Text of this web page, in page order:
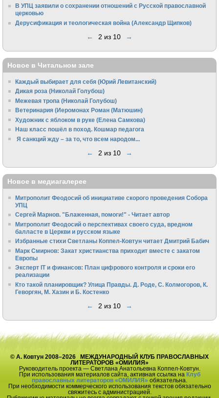
В УПЦ заявили о сохранении отношений с Русской православной
церковью
Дерусификация и теологическая война (Александр Щипков)
← 2 из 10 →
Новое в Читальном зале
Каждый выбирает для себя (Юрий Левитанский)
Дикая роза (Николай Голубош)
Межевая тропа (Николай Голубош)
Ветеринария (Иеромонах Роман (Матюшин)
Художник с яблоком в руке (Елена Самкова)
Наш класс пошёл в поход. Кошмар педагога
Я санкций жду – за то, что всем народом...
← 2 из 10 →
Новое в медиагалерее
Митрополит Феодосий об инициативе скорого проведения Собора
УПЦ
Сергей Марнов. "Блаженная, помоги!" - Читает автор
Митрополит Феодосий о перспективах своего суда, вредном
балласте в Церкви и русском языке
Избранные стихи Светланы Коппел-Ковтун читает Дмитрий Бабич
Марк Смирнов: Закат христианства приходит вместе с закатом
Европы
Эксперт IT и финансов: План цифрового контроля и сроки его
реализации
Кто такой планировщик? Улица Правды. Д. Роде, С. Колмогоров, К.
Геворгян, М. Хазин и Б. Костенко
← 2 из 10 →
© А. Ковтун 2008–2026 МЕЖДУНАРОДНЫЙ КЛУБ ПРАВОСЛАВНЫХ
ЛИТЕРАТОРОВ «ОМИЛИЯ»
Руководитель проекта — Светлана Анатольевна Коппел-Ковтун.
При использования материалов сайта, активная ссылка на Клуб
православных литераторов «ОМИЛИЯ» обязательна.
При необходимости коммерческого использования текстов обязательно
свяжитесь с администрацией.